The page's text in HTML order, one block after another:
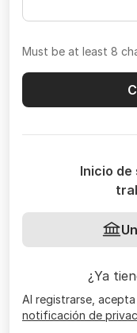
Must be at least 8
Inicio de
¿Ya
Al registrarse,
notificación de